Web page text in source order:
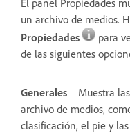
El panel Propiedades
un archivo de medios.
Propiedades
para
de las siguientes
Generales
Muestra
archivo de medios,
clasificación, el pie y